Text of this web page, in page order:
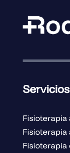
Servicios
Fisioterapia
Fisioterapia
Fisioterapia